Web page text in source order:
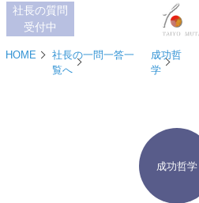
社長の質問
受付中
HOME
社長の一問一答一
覧へ
成功哲
学
成功哲学